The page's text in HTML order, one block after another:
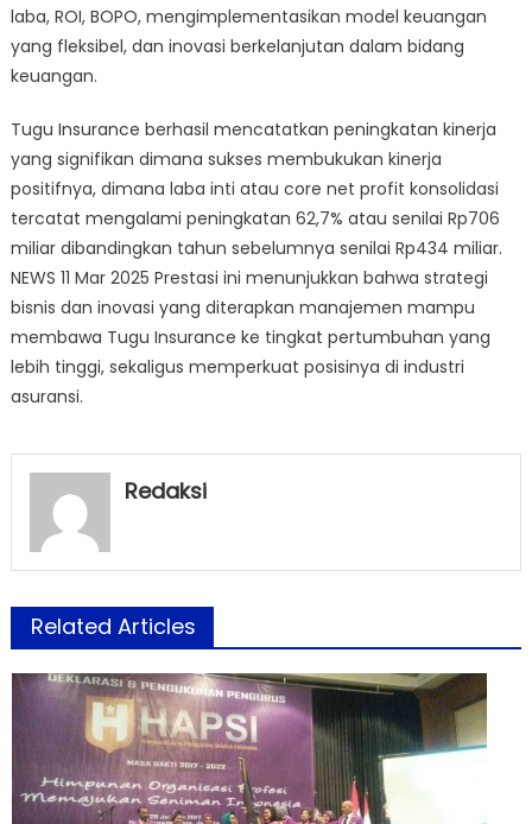
laba, ROI, BOPO, mengimplementasikan model keuangan
yang fleksibel, dan inovasi berkelanjutan dalam bidang
keuangan.
Tugu Insurance berhasil mencatatkan peningkatan kinerja
yang signifikan dimana sukses membukukan kinerja
positifnya, dimana laba inti atau core net profit konsolidasi
tercatat mengalami peningkatan 62,7% atau senilai Rp706
miliar dibandingkan tahun sebelumnya senilai Rp434 miliar.
NEWS 11 Mar 2025 Prestasi ini menunjukkan bahwa strategi
bisnis dan inovasi yang diterapkan manajemen mampu
membawa Tugu Insurance ke tingkat pertumbuhan yang
lebih tinggi, sekaligus memperkuat posisinya di industri
asuransi.
Redaksi
Related Articles